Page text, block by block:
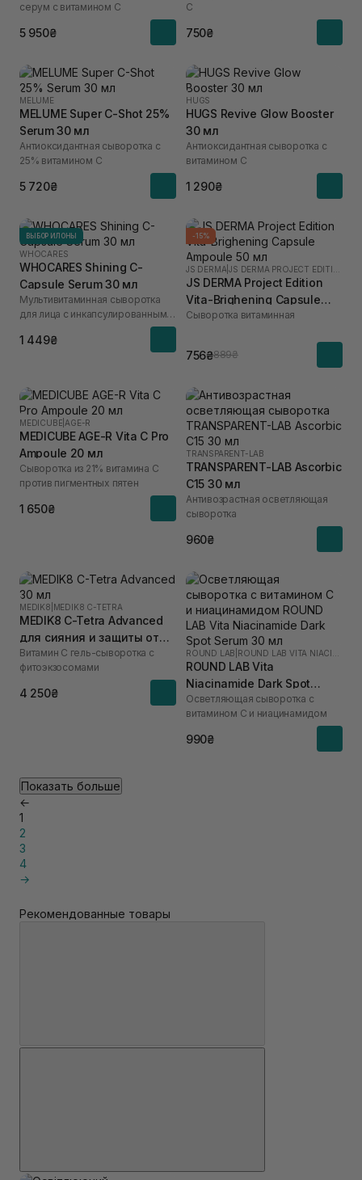
серум с витамином С
5 950₴
C
750₴
MELUME
MELUME Super C-Shot 25%
Serum 30 мл
Антиоксидантная сыворотка с
25% витамином C
5 720₴
HUGS
HUGS Revive Glow Booster
30 мл
Антиоксидантная сыворотка с
витамином C
1 290₴
ВЫБОР ИЛОНЫ
WHOCARES
WHOCARES Shining C-
Capsule Serum 30 мл
Мультивитаминная сыворотка
для лица с инкапсулированным
1 449₴
-15%
JS DERMA |
JS DERMA Project Edition
Vita-Brighening Capsule
Ampoule 50 мл
Сыворотка витаминная
756₴889₴
MEDICUBE AGE-R
MEDICUBE AGE-R Vita C Pro
Ampoule 20 мл
Сыворотка из 21% витамина С
против пигментных пятен
1 650₴
TRANSPARENT-LAB
TRANSPARENT-LAB Ascorbic
C15 30 мл
Антивозрастная осветляющая
сыворотка
960₴
MEDIK8 MEDIK8 C-TETRA
MEDIK8 C-Tetra Advanced
для сияния и защиты от
старения 30 мл
Витамин С гель-сыворотка с
фитоэкзосомами
4 250₴
ROUND LAB
ROUND LAB Vita
Niacinamide Dark Spot
Serum 30 мл
Осветляющая сыворотка с
витамином C и ниацинамидом
990₴
Показать больше
←
1
2
3
4
→
Рекомендованные товары